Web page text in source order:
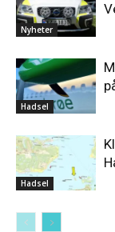
Nyheter
Hadsel
Hadsel